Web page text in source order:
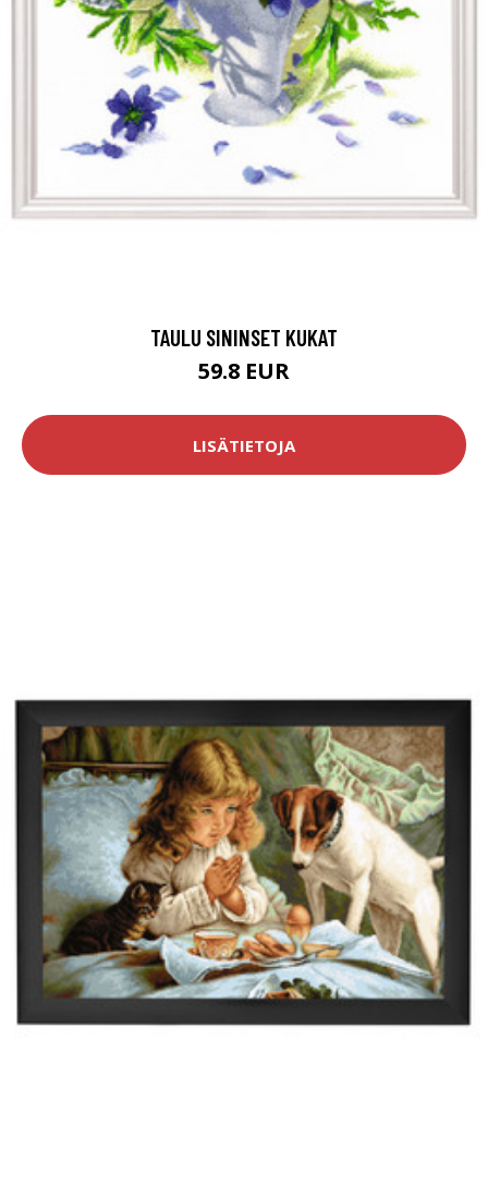
TAULU SININSET KUKAT
59.8 EUR
LISÄTIETOJA